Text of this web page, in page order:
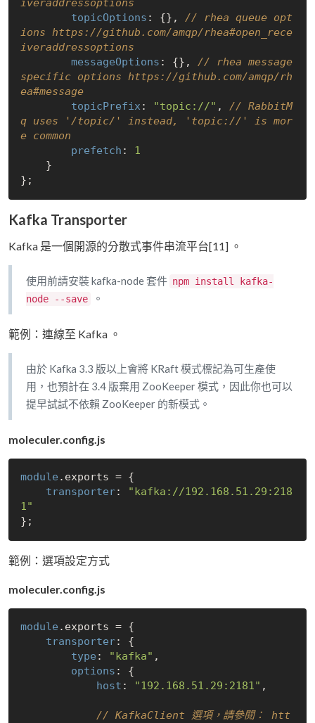
iveraddressoptions
topicOptions : {}, // rhea queue opt
ions https://github.com/amqp/rhea#open_rece
iveraddressoptions
messageOptions : {}, // rhea message
specific options https://github.com/amqp/rh
ea#message
topicPrefix : "topic://" , // RabbitM
q uses '/topic/' instead, 'topic://' is mor
e common
prefetch : 1
Kafka Transporter
Kafka 是一個開源的分散式事件串流平台[11] 。
使用前請安裝 kafka-node 套件 npm install kafka-
node --save
。
範例：連線至 Kafka 。
由於 Kafka 3.3 版以上會將 KRaft 模式標記為可生產使
用，也預計在 3.4 版棄用 ZooKeeper 模式，因此你也可以
提早試試不依賴 ZooKeeper 的新模式。
moleculer.config.js
module .exports = {
transporter:
"kafka://192.168.51.29:218
1"
範例：選項設定方式
moleculer.config.js
module .exports = {
transporter: {
type : "kafka" ,
options : {
host : "192.168.51.29:2181" ,
// KafkaClient 選項，請參閱： htt